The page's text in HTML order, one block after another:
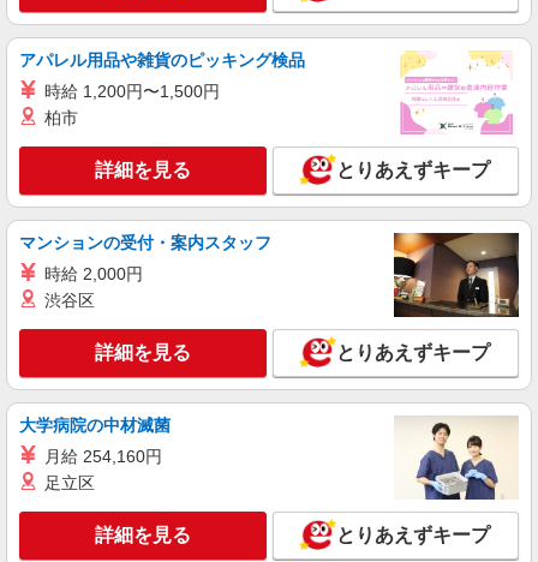
事補助あり ⇒1食200円 ■昇給あり（年2回） ⇒ト
レーナーになったら… 通常時給＋300円！！ ■
研修時給 ⇒通常時給より変動なし ■高校生時給 ⇒
通常時給より変動なし ■深夜時給 ⇒22時以降時給
東京都港区新橋3-16-5 DK新橋烏森口ビル2F
詳細を見る
パート
時給1,300円 ※給与幅は経験・能力による ■食
レーナーになったら… 通常時給＋300円！！ ■
通常時給より変動なし ■深夜時給 ⇒22時以降時給
25％UP↑
東京都港区赤坂3-1-10 赤坂ISOビル3F
キープ 詳細を見る
アルバイト パート
全席個室じぶんどき品川港南口店
時給1,300円 ※給与幅は経験・能力による ■食
事補助あり ⇒1食200円 ■昇給あり（年2回） ⇒ト
レーナーになったら… 通常時給＋300円！！ ■
研修時給 ⇒通常時給より変動なし ■高校生時給 ⇒
東京都港区港南2-5-14 CANALE品川3F
アパレル用品や雑貨のピッキング検品
時給 1,200円〜1,500円
柏市
詳細を見る とりあえずキープ
マンションの受付・案内スタッフ
時給 2,000円
渋谷区
詳細を見る とりあえずキープ
大学病院の中材滅菌
月給 254,160円
足立区
詳細を見る とりあえずキープ